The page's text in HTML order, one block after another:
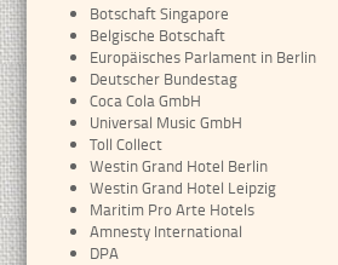
Botschaft Singapore
Belgische Botschaft
Europäisches Parlament in Berlin
Deutscher Bundestag
Coca Cola GmbH
Universal Music GmbH
Toll Collect
Westin Grand Hotel Berlin
Westin Grand Hotel Leipzig
Maritim Pro Arte Hotels
Amnesty International
DPA